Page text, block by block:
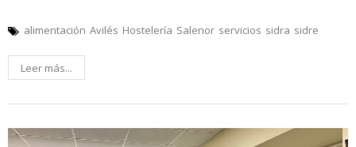
alimentación Avilés Hostelería Salenor servicios sidra sidre
Leer más...